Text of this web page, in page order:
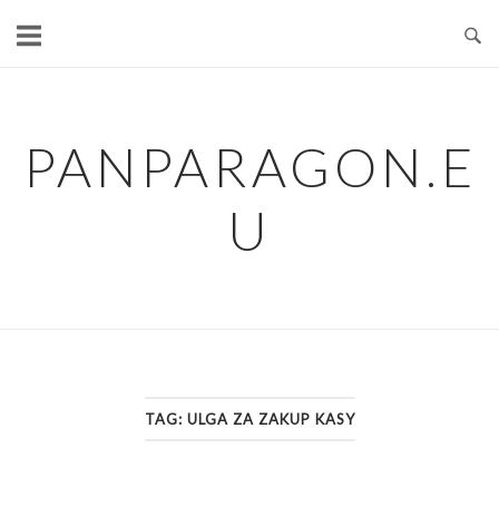
PANPARAGON.E
U
TAG: ULGA ZA ZAKUP KASY